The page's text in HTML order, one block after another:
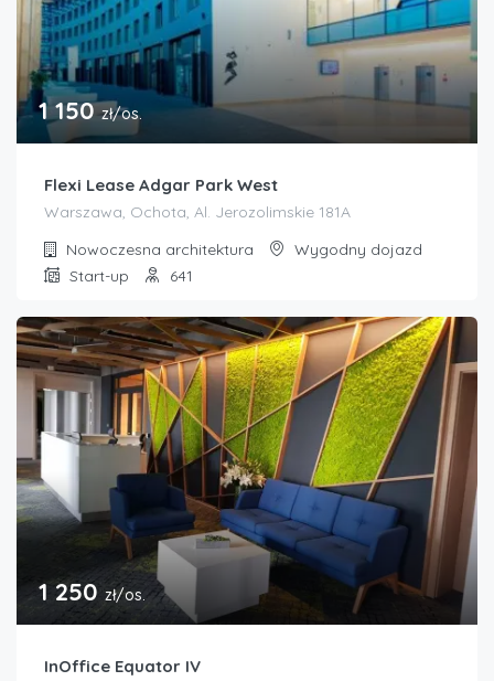
1 150zł/os.
Flexi Lease Adgar Park West
Warszawa, Ochota, Al. Jerozolimskie 181A
Nowoczesna architektura
Wygodny dojazd
Start-up
641
1 250zł/os.
InOffice Equator IV